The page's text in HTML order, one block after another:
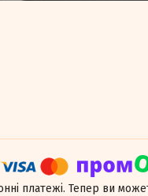
платежі. Тепер ви